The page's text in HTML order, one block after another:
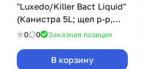
"Luxedo/Killer Bact Liquid"
(Канистра 5L; щел р-р,
конц. 1:1)
0 0 Заказная позиция
В корзину